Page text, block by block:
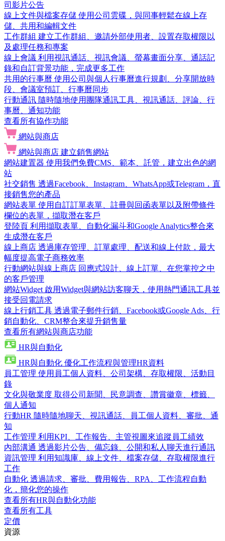
司影片公告
線上文件與檔案存儲 使用公司雲碟，與同事輕鬆在線上存
儲、共用和編輯文件
工作群組 建立工作群組、邀請外部使用者、設置存取權限以
及處理任務和專案
線上會議 利用視訊通話、視訊會議、螢幕畫面分享、通話記
錄和自訂背景功能，完成更多工作
共用的行事曆 使用公司與個人行事曆進行規劃、分享開放時
段、會議室預訂、行事曆同步
行動通訊 隨時隨地使用團隊通訊工具、視訊通話、評論、行
事曆、通知功能
查看所有協作功能
網站與商店
網站與商店 建立銷售網站
網站建置器 使用我們免費CMS、範本、託管，建立出色的網
站
社交銷售 透過Facebook、Instagram、WhatsApp或Telegram，直
接銷售您的產品
網站表單 使用自訂訂單表單、註冊與回函表單以及附帶條件
欄位的表單，擷取潛在客戶
登陸頁 利用擷取表單、自動化漏斗和Google Analytics整合來
生成潛在客戶
線上商店 透過庫存管理、訂單處理、配送和線上付款，最大
幅度提高電子商務效率
行動網站與線上商店 回應式設計、線上訂單、在您掌控之中
的客戶管理
網站Widget 啟用Widget與網站訪客聊天，使用熱門通訊工具並
接受回電請求
線上行銷工具 透過電子郵件行銷、Facebook或Google Ads、行
銷自動化、CRM整合來提升銷售量
查看所有網站與商店功能
HR與自動化
HR與自動化 優化工作流程與管理HR資料
員工管理 使用員工個人資料、公司架構、存取權限、活動目
錄
文化與敬業度 取得公司新聞、民意調查、讚賞徽章、標籤、
個人通知
行動HR 隨時隨地聊天、視訊通話、員工個人資料、審批、通
知
工作管理 利用KPI、工作報告、主管視圖來追蹤員工績效
內部溝通 透過影片公告、備忘錄、公開和私人聊天進行通訊
資訊管理 利用知識庫、線上文件、檔案存儲、存取權限進行
工作
自動化 透過請求、審批、費用報告、RPA、工作流程自動
化，簡化您的操作
查看所有HR與自動化功能
查看所有工具
定價
資源